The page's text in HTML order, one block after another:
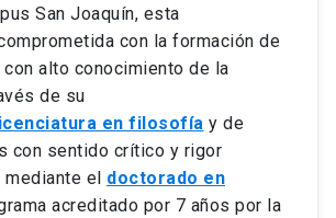
San Joaquín, esta
con la formación de
alto conocimiento de la
de su
licenciatura en filosofía y de
con sentido crítico y rigor
el doctorado en
acreditado por 7 años por la